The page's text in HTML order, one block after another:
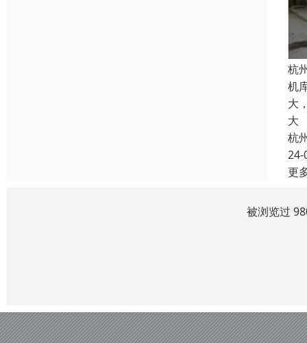
杭
机
大
大
杭
24-
更
被浏览过